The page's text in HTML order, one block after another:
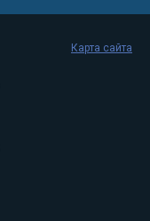
Карта сайта